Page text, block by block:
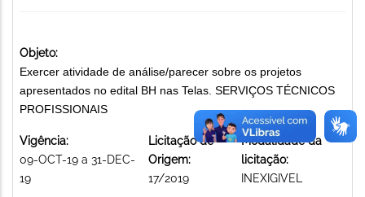
Objeto:
Exercer atividade de análise/parecer sobre os projetos
apresentados no edital BH nas Telas. SERVIÇOS TÉCNICOS
PROFISSIONAIS
Vigência:
09-OCT-19 a 31-DEC-
19
Licitação de
Origem:
17/2019
Modalidade da
licitação:
INEXIGIVEL